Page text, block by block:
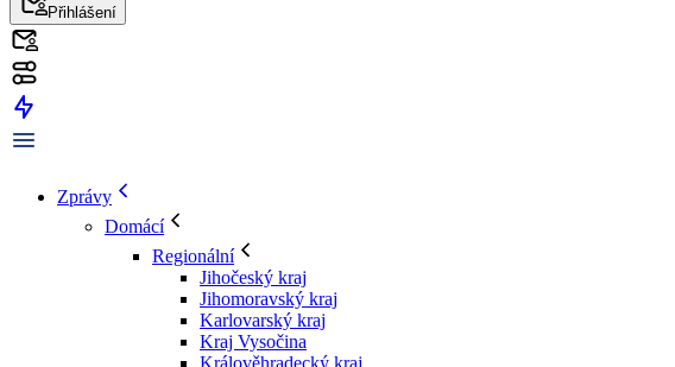
Přihlášení
Zprávy
Domácí
Regionální
Jihočeský kraj
Jihomoravský kraj
Karlovarský kraj
Kraj Vysočina
Králověhradecký kraj